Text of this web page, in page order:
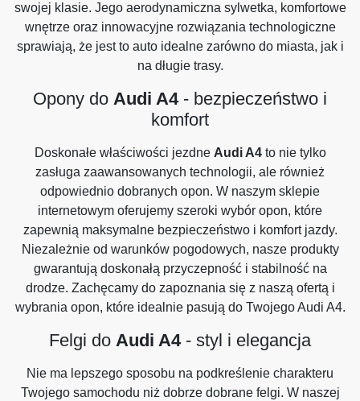
swojej klasie. Jego aerodynamiczna sylwetka, komfortowe
wnętrze oraz innowacyjne rozwiązania technologiczne
sprawiają, że jest to auto idealne zarówno do miasta, jak i
na długie trasy.
Opony do Audi A4- bezpieczeństwo i
komfort
Doskonałe właściwości jezdne Audi A4to nie tylko
zasługa zaawansowanych technologii, ale również
odpowiednio dobranych opon. W naszym sklepie
internetowym oferujemy szeroki wybór opon, które
zapewnią maksymalne bezpieczeństwo i komfort jazdy.
Niezależnie od warunków pogodowych, nasze produkty
gwarantują doskonałą przyczepność i stabilność na
drodze. Zachęcamy do zapoznania się z naszą ofertą i
wybrania opon, które idealnie pasują do Twojego Audi A4.
Felgi do Audi A4- styl i elegancja
Nie ma lepszego sposobu na podkreślenie charakteru
Twojego samochodu niż dobrze dobrane felgi. W naszej